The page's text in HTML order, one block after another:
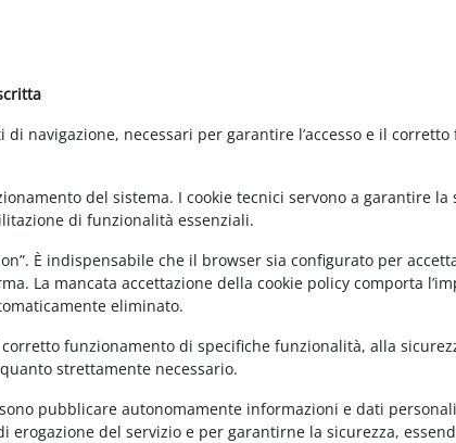
navigazione, necessari per garantire l’accesso e il
del sistema. I cookie tecnici servono a garantire la
di funzionalità essenziali.
È indispensabile che il browser sia configurato per
La mancata accettazione della cookie policy comporta
eliminato.
funzionamento di specifiche funzionalità, alla
strettamente necessario.
pubblicare autonomamente informazioni e dati
del servizio e per garantirne la sicurezza,